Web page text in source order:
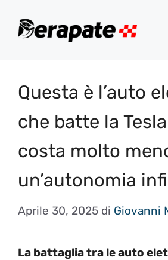
Questa è l’auto
che batte la
costa molto
un’autonomia
Aprile 30, 2025 di Giovanni
La battaglia tra le auto